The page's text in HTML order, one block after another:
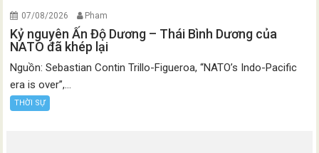
07/08/2026 Pham
Kỷ nguyên Ấn Độ Dương – Thái Bình Dương của
NATO đã khép lại
Nguồn: Sebastian Contin Trillo-Figueroa, “NATO’s Indo-Pacific
era is over”,...
THỜI SỰ